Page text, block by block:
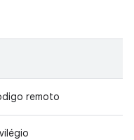
remoto